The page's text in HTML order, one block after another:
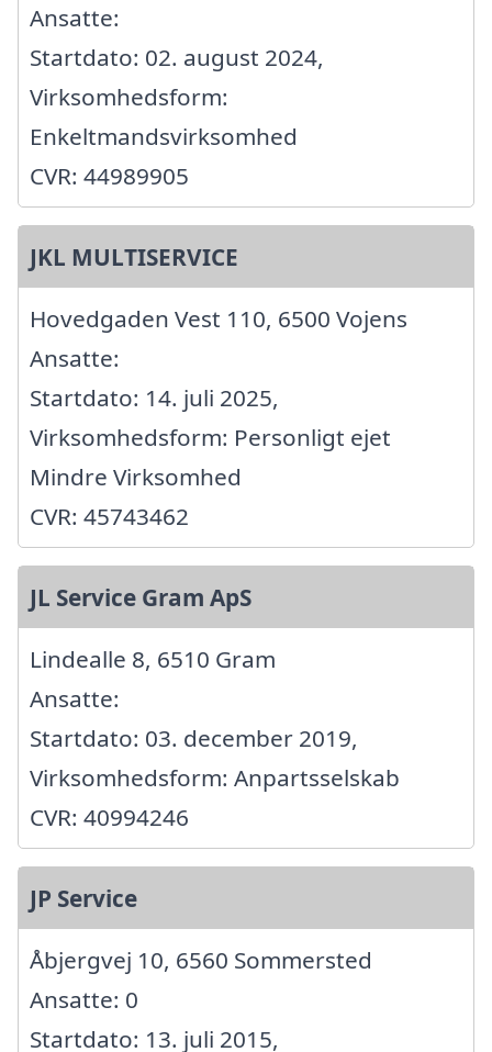
Ansatte:
Startdato: 02. august 2024,
Virksomhedsform:
Enkeltmandsvirksomhed
CVR: 44989905
JKL MULTISERVICE
Hovedgaden Vest 110, 6500 Vojens
Ansatte:
Startdato: 14. juli 2025,
Virksomhedsform: Personligt ejet
Mindre Virksomhed
CVR: 45743462
JL Service Gram ApS
Lindealle 8, 6510 Gram
Ansatte:
Startdato: 03. december 2019,
Virksomhedsform: Anpartsselskab
CVR: 40994246
JP Service
Åbjergvej 10, 6560 Sommersted
Ansatte: 0
Startdato: 13. juli 2015,